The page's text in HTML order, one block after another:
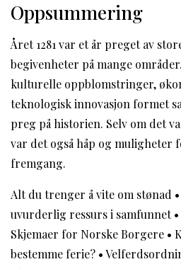
Oppsummering
Året 1281 var et år preget av
begivenheter på mange
kulturelle oppblomstringer,
teknologisk innovasjon formet
preg på historien. Selv om det
var det også håp og muligheter
fremgang.
Alt du trenger å vite om stønad •
uvurderlig ressurs i samfunnet•
Skjemaer for Norske Borgere •
bestemme ferie? •